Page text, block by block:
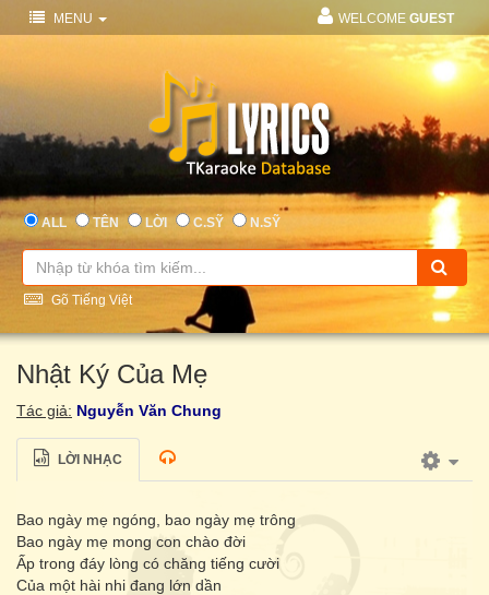
MENU WELCOME GUEST
ALL TÊN LỜI C.SỸ N.SỸ
Gõ Tiếng Việt
Nhật Ký Của Mẹ
Tác giả: Nguyễn Văn Chung
LỜI NHẠC
Bao ngày mẹ ngóng, bao ngày mẹ trông
Bao ngày mẹ mong con chào đời
Ấp trong đáy lòng có chăng tiếng cười
Của một hài nhi đang lớn dần